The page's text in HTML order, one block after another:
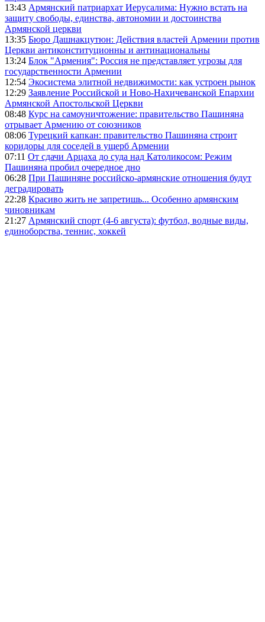
13:43 Армянский патриархат Иерусалима: Нужно встать на
защиту свободы, единства, автономии и достоинства
Армянской церкви
13:35 Бюро Дашнакцутюн: Действия властей Армении против
Церкви антиконституционны и антинациональны
13:24 Блок "Армения": Россия не представляет угрозы для
государственности Армении
12:54 Экосистема элитной недвижимости: как устроен рынок
12:29 Заявление Российской и Ново-Нахичеванской Епархии
Армянской Апостольской Церкви
08:48 Курс на самоуничтожение: правительство Пашиняна
отрывает Армению от союзников
08:06 Турецкий капкан: правительство Пашиняна строит
коридоры для соседей в ущерб Армении
07:11 От сдачи Арцаха до суда над Католикосом: Режим
Пашиняна пробил очередное дно
06:28 При Пашиняне российско-армянские отношения будут
деградировать
22:28 Красиво жить не запретишь... Особенно армянским
чиновникам
21:27 Армянский спорт (4-6 августа): футбол, водные виды,
единоборства, теннис, хоккей